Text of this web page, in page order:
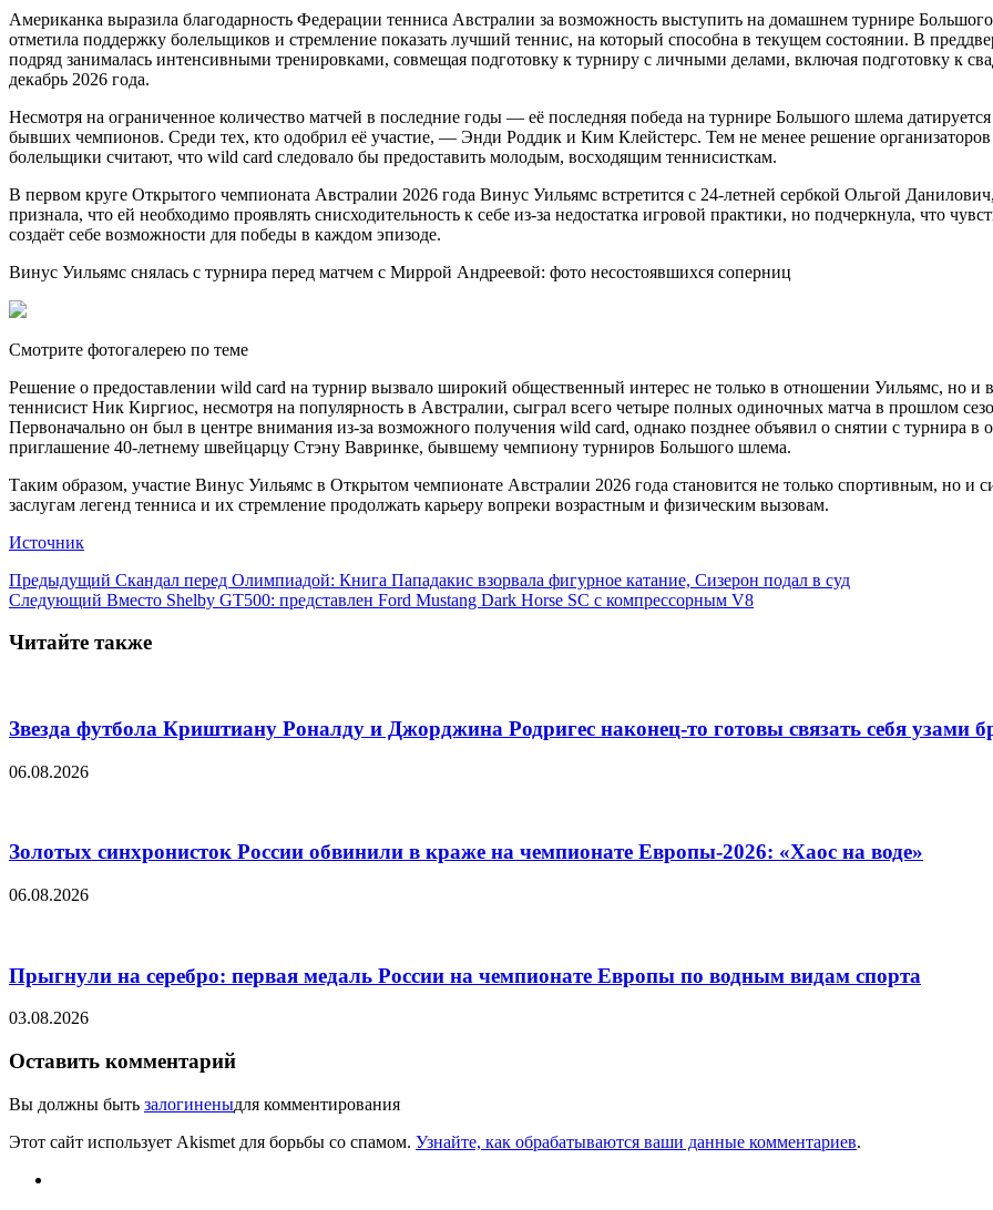
Американка выразила благодарность Федерации тенниса Австралии за возможность выступить на домашнем турнире
отметила поддержку болельщиков и стремление показать лучший теннис, на который способна в текущем состоянии. В
подряд занималась интенсивными тренировками, совмещая подготовку к турниру с личными делами, включая подготовку к
декабрь 2026 года.
Несмотря на ограниченное количество матчей в последние годы — её последняя победа на турнире Большого шлема
бывших чемпионов. Среди тех, кто одобрил её участие, — Энди Роддик и Ким Клейстерс. Тем не менее решение
болельщики считают, что wild card следовало бы предоставить молодым, восходящим теннисисткам.
В первом круге Открытого чемпионата Австралии 2026 года Винус Уильямс встретится с 24-летней сербкой Ольгой
признала, что ей необходимо проявлять снисходительность к себе из-за недостатка игровой практики, но подчеркнула, что
создаёт себе возможности для победы в каждом эпизоде.
Винус Уильямс снялась с турнира перед матчем с Миррой Андреевой: фото несостоявшихся соперниц
Смотрите фотогалерею по теме
Решение о предоставлении wild card на турнир вызвало широкий общественный интерес не только в отношении Уильямс, но и
теннисист Ник Киргиос, несмотря на популярность в Австралии, сыграл всего четыре полных одиночных матча в прошлом
Первоначально он был в центре внимания из-за возможного получения wild card, однако позднее объявил о снятии с турнира в
приглашение 40-летнему швейцарцу Стэну Вавринке, бывшему чемпиону турниров Большого шлема.
Таким образом, участие Винус Уильямс в Открытом чемпионате Австралии 2026 года становится не только спортивным, но
заслугам легенд тенниса и их стремление продолжать карьеру вопреки возрастным и физическим вызовам.
Источник
Предыдущий Скандал перед Олимпиадой: Книга Пападакис взорвала фигурное катание, Сизерон подал в суд
Следующий Вместо Shelby GT500: представлен Ford Mustang Dark Horse SC с компрессорным V8
Читайте также
Звезда футбола Криштиану Роналду и Джорджина Родригес наконец-то готовы связать себя узами
06.08.2026
Золотых синхронисток России обвинили в краже на чемпионате Европы-2026: «Хаос на воде»
06.08.2026
Прыгнули на серебро: первая медаль России на чемпионате Европы по водным видам спорта
03.08.2026
Оставить комментарий
Вы должны быть залогиненыдля комментирования
Этот сайт использует Akismet для борьбы со спамом. Узнайте, как обрабатываются ваши данные комментариев.